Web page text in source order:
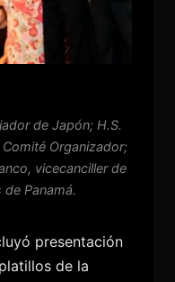
de Japón; H.S.
Organizador;
vicecanciller de
de Panamá.
presentación
de la